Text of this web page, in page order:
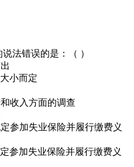
法错误的是：（ ）
小而定
收入方面的调查
参加失业保险并履行缴费义
参加失业保险并履行缴费义